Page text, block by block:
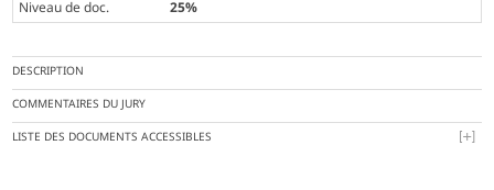
Niveau de doc.
25%
DESCRIPTION
COMMENTAIRES DU JURY
LISTE DES DOCUMENTS ACCESSIBLES